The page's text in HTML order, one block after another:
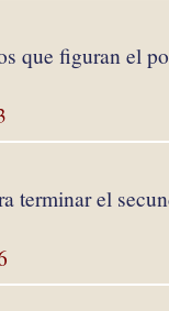
que figuran el
terminar el